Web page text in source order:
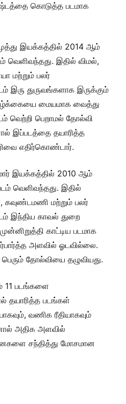
கொடுத்த படமாக
இயக்கத்தில் 2014 ஆம்
வெளிவந்தது. இதில் விமல்,
மற்றும் பலர்
இரு துருவங்களாக இருக்கும்
மையமாக வைத்து
வெற்றி பெறாமல் தோல்வி
இப்படத்தை தயாரித்த
எதிர்கொண்டார்.
இயக்கத்தில் 2010 ஆம்
வெளிவந்தது. இதில்
கவுண்டமணி மற்றும் பலர்
இந்திய காவல் துறை
காட்டிய படமாக
அளவில் ஓடவில்லை.
தோல்வியை தழுவியது.
11 படங்களை
தயாரித்த படங்கள்
வணிக ரீதியாகவும்
அதிக அளவில்
சந்தித்து மோசமான